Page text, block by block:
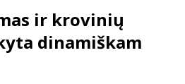
ir krovinių
dinamiškam